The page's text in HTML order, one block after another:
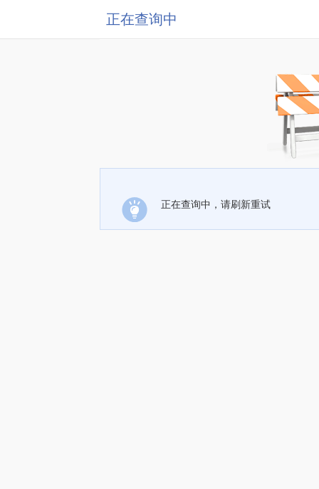
正在查询中
正在查询中，请刷新重试